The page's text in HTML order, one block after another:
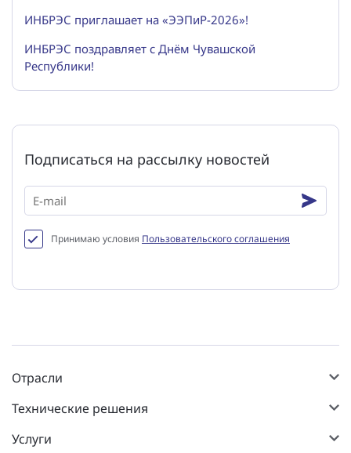
ИНБРЭС приглашает на «ЭЭПиР-2026»!
ИНБРЭС поздравляет с Днём Чувашской
Республики!
Подписаться на рассылку новостей
Принимаю условия Пользовательского соглашения
Отрасли
Технические решения
Услуги